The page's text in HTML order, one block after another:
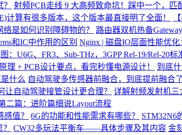
射频PCB走线 9 大高频致命坑！踩中一个，匹
计算有很多版本，这个版本最直接明了全面！
是如何识别障碍物的？ 路由器双机热备
和IC中作用的区别 Nginx | 磁盘IO层面性能优
：U6G、FR3、Sub-THz，3GPP Rel-19/Rel-20标
理 + PCB设计要点，看完秒懂电源设计！ 到底
什么 自动驾驶多传感器前融合，到底提前融合了
让自动驾驶接管设计更合理？ 详解射频发射机
二篇：进阶篇细说Layout流程
值？ 6G的功能和性能需求有哪些？ STM32N6
CW32多玩法平衡车——具体步骤及其内容 金